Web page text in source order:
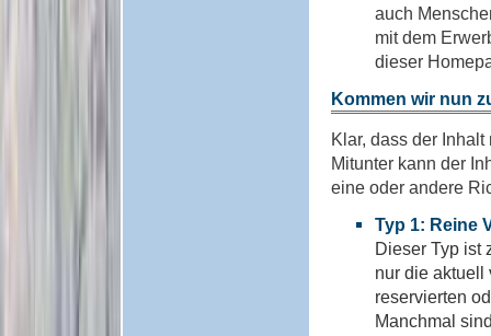
auch
mit dem
dieser
Kommen wir nun
Klar, dass der
Mitunter kann der
eine oder andere
Typ 1: Reine
Dieser Typ ist
nur die aktuell
reservierten
Manchmal